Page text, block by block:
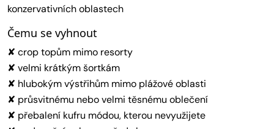
konzervativních oblastech
Čemu se vyhnout
✘ crop topům mimo resorty
✘ velmi krátkým šortkám
✘ hlubokým výstřihům mimo plážové oblasti
✘ průsvitnému nebo velmi těsnému oblečení
✘ přebalení kufru módou, kterou nevyužijete